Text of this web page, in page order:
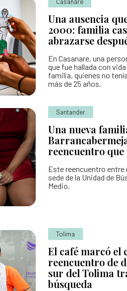
Una ausencia
2000: familia
abrazarse
En Casanare, una
que fue hallada con
familia, quienes no
más de 25 años.
Santander
Una nueva
reencuentro que
Este reencuentro entre
sede de la Unidad de
Medio.
Tolima
El café marcó el
reencuentro de
sur del Tolima
búsqueda